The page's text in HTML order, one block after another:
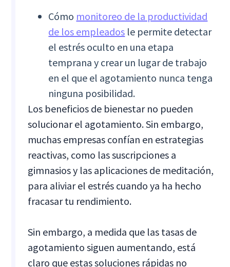
Cómo monitoreo de la productividad
de los empleados le permite detectar
el estrés oculto en una etapa
temprana y crear un lugar de trabajo
en el que el agotamiento nunca tenga
ninguna posibilidad.
Los beneficios de bienestar no pueden
solucionar el agotamiento. Sin embargo,
muchas empresas confían en estrategias
reactivas, como las suscripciones a
gimnasios y las aplicaciones de meditación,
para aliviar el estrés cuando ya ha hecho
fracasar tu rendimiento.
Sin embargo, a medida que las tasas de
agotamiento siguen aumentando, está
claro que estas soluciones rápidas no